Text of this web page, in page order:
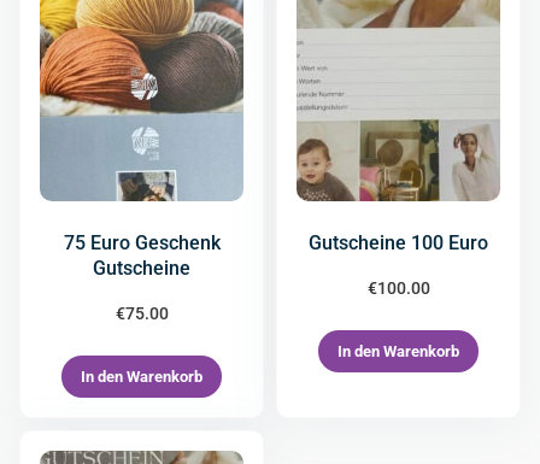
75 Euro Geschenk
Gutscheine
€75.00
In den Warenkorb
Gutscheine 100 Euro
€100.00
In den Warenkorb